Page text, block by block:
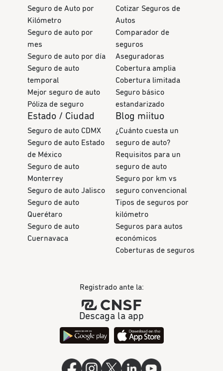
Seguro de Auto por
Kilómetro
Seguro de auto por
mes
Seguro de auto por día
Seguro de auto
temporal
Mejor seguro de auto
Póliza de seguro
Cotizar Seguros de
Autos
Comparador de
seguros
Aseguradoras
Cobertura amplia
Cobertura limitada
Seguro básico
estandarizado
Estado / Ciudad
Seguro de auto CDMX
Seguro de auto Estado
de México
Seguro de auto
Monterrey
Seguro de auto Jalisco
Seguro de auto
Querétaro
Seguro de auto
Cuernavaca
Blog miituo
¿Cuánto cuesta un
seguro de auto?
Requisitos para un
seguro de auto
Seguro por km vs
seguro convencional
Tipos de seguros por
kilómetro
Seguros para autos
económicos
Coberturas de seguros
Registrado ante la:
Descaga la app